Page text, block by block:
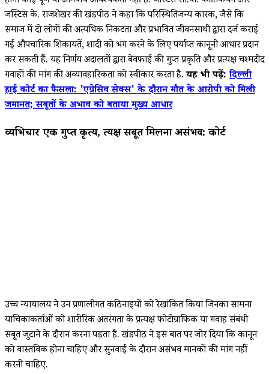
जस्टिस के. राजशेखर की खंडपीठ ने कहा कि परिस्थितिजन्य कारक, जैसे कि
समाज में दो लोगों की अत्यधिक निकटता और प्रभावित जीवनसाथी द्वारा दर्ज कराई
गई औपचारिक शिकायतें, शादी को भंग करने के लिए पर्याप्त कानूनी आधार प्रदान
कर सकती हैं. यह निर्णय अदालतों द्वारा बेवफाई की गुप्त प्रकृति और प्रत्यक्ष चश्मदीद
गवाहों की मांग की अव्यावहारिकता को स्वीकार करता है.यह भी पढ़ें:दिल्ली
हाई कोर्ट का फैसला: 'एग्रेसिव सेक्स' के दौरान मौत के आरोपी को मिली
जमानत; सबूतों के अभाव को बताया मुख्य आधार
व्यभिचार एक गुप्त कृत्य, प्रत्यक्ष सबूत मिलना असंभव: कोर्ट
उच्च न्यायालय ने उन प्रणालीगत कठिनाइयों को रेखांकित किया जिनका सामना
याचिकाकर्ताओं को शारीरिक अंतरंगता के प्रत्यक्ष फोटोग्राफिक या गवाह संबंधी
सबूत जुटाने के दौरान करना पड़ता है. खंडपीठ ने इस बात पर जोर दिया कि कानून
को वास्तविक होना चाहिए और सुनवाई के दौरान असंभव मानकों की मांग नहीं
करनी चाहिए.